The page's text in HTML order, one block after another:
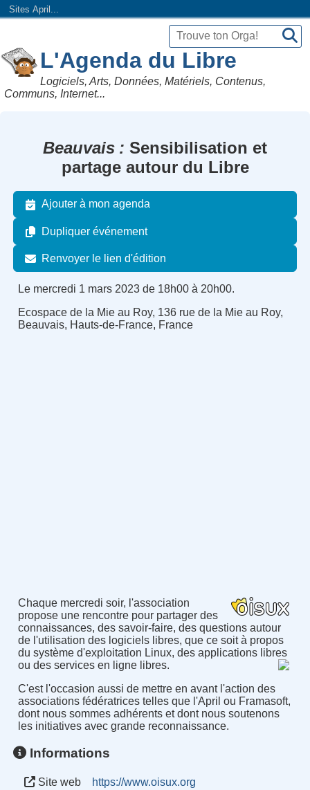
Sites April...
L'Agenda du Libre
Logiciels, Arts, Données, Matériels, Contenus,
Communs, Internet...
Beauvais
Sensibilisation et
partage autour du Libre
Ajouter à mon agenda
Dupliquer événement
Renvoyer le lien d'édition
Le mercredi 1 mars 2023 de 18h00 à 20h00.
Ecospace de la Mie au Roy, 136 rue de la Mie au Roy,
Beauvais, Hauts-de-France, France
Chaque mercredi soir, l'association
propose une rencontre pour partager des
connaissances, des savoir-faire, des questions autour
de l'utilisation des logiciels libres, que ce soit à propos
du système d'exploitation Linux, des applications libres
ou des services en ligne libres.
C'est l'occasion aussi de mettre en avant l'action des
associations fédératrices telles que l'April ou Framasoft,
dont nous sommes adhérents et dont nous soutenons
les initiatives avec grande reconnaissance.
Informations
Site web
https://www.oisux.org